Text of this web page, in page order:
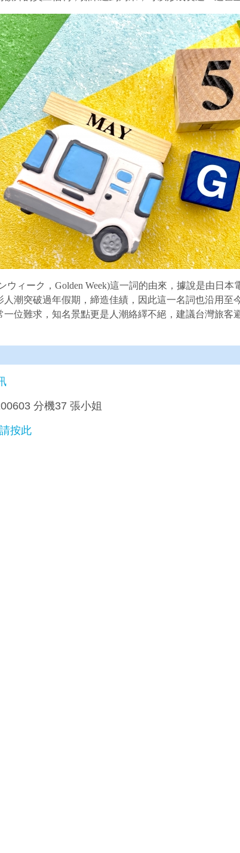
ウィーク，Golden Week)這一詞的由來，據說是由日
人潮突破過年假期，締造佳績，因此這一名詞也沿用至
一位難求，知名景點更是人潮絡繹不絕，建議台灣旅客
分機37 張小姐
按此